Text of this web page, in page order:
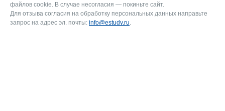
файлов cookie. В случае несогласия — покиньте сайт.
Для отзыва согласия на обработку персональных данных направьте
запрос на адрес эл. почты: info@estudy.ru.